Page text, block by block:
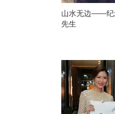
山水无边——纪
先生